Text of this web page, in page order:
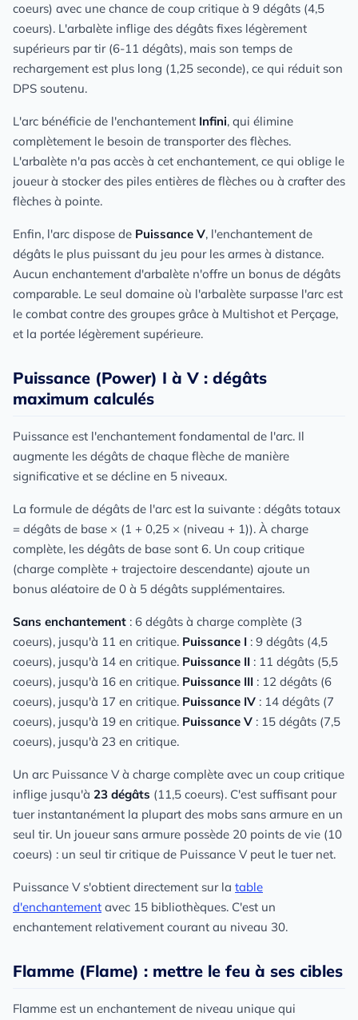
coeurs) avec une chance de coup critique à 9 dégâts (4,5
coeurs). L'arbalète inflige des dégâts fixes légèrement
supérieurs par tir (6-11 dégâts), mais son temps de
rechargement est plus long (1,25 seconde), ce qui réduit son
DPS soutenu.
L'arc bénéficie de l'enchantement Infini, qui élimine
complètement le besoin de transporter des flèches.
L'arbalète n'a pas accès à cet enchantement, ce qui oblige le
joueur à stocker des piles entières de flèches ou à crafter des
flèches à pointe.
Enfin, l'arc dispose de Puissance V, l'enchantement de
dégâts le plus puissant du jeu pour les armes à distance.
Aucun enchantement d'arbalète n'offre un bonus de dégâts
comparable. Le seul domaine où l'arbalète surpasse l'arc est
le combat contre des groupes grâce à Multishot et Perçage,
et la portée légèrement supérieure.
Puissance (Power) I à V : dégâts
maximum calculés
Puissance est l'enchantement fondamental de l'arc. Il
augmente les dégâts de chaque flèche de manière
significative et se décline en 5 niveaux.
La formule de dégâts de l'arc est la suivante : dégâts totaux
= dégâts de base × (1 + 0,25 × (niveau + 1)). À charge
complète, les dégâts de base sont 6. Un coup critique
(charge complète + trajectoire descendante) ajoute un
bonus aléatoire de 0 à 5 dégâts supplémentaires.
Sans enchantement : 6 dégâts à charge complète (3
coeurs), jusqu'à 11 en critique. Puissance I : 9 dégâts (4,5
coeurs), jusqu'à 14 en critique. Puissance II : 11 dégâts (5,5
coeurs), jusqu'à 16 en critique. Puissance III : 12 dégâts (6
coeurs), jusqu'à 17 en critique. Puissance IV : 14 dégâts (7
coeurs), jusqu'à 19 en critique. Puissance V : 15 dégâts (7,5
coeurs), jusqu'à 23 en critique.
Un arc Puissance V à charge complète avec un coup critique
inflige jusqu'à 23 dégâts (11,5 coeurs). C'est suffisant pour
tuer instantanément la plupart des mobs sans armure en un
seul tir. Un joueur sans armure possède 20 points de vie (10
coeurs) : un seul tir critique de Puissance V peut le tuer net.
Puissance V s'obtient directement sur la table
d'enchantement avec 15 bibliothèques. C'est un
enchantement relativement courant au niveau 30.
Flamme (Flame) : mettre le feu à ses cibles
Flamme est un enchantement de niveau unique qui